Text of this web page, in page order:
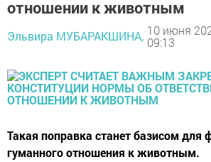
отношении к животным
Эльвира МУБАРАКШИНА, 10 июня
09:13
Такая поправка станет базисом для
гуманного отношения к животным.